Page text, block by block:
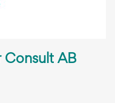
Consult AB